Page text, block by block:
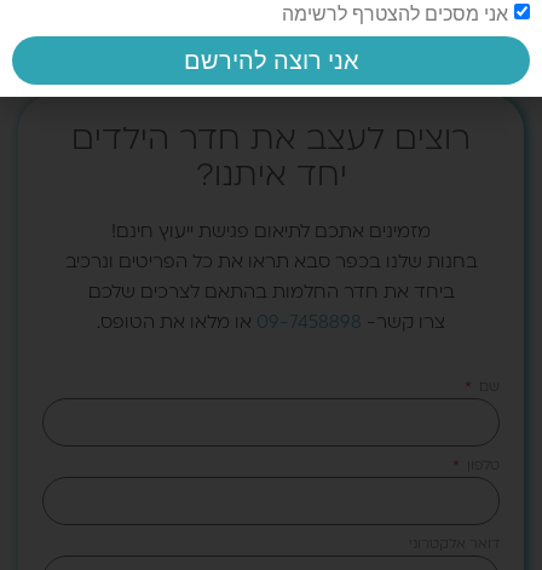
רוצים לעצב את חדר הילדים
יחד איתנו?
מזמינים אתכם לתיאום פגישת ייעוץ חינם!
בחנות שלנו בכפר סבא תראו את כל הפריטים ונרכיב
ביחד את חדר החלמות בהתאם לצרכים שלכם.
צרו קשר- 09-7458898 או מלאו את הטופס.
טלפון
דואר אלקטרוני
אני מסכים להצטרף לרשימה
אני רוצה להירשם